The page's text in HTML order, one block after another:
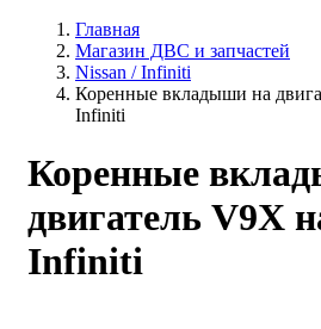
Главная
Магазин ДВС и запчастей
Nissan / Infiniti
Коренные вкладыши на
Infiniti
Коренные
двигатель V9X
Infiniti